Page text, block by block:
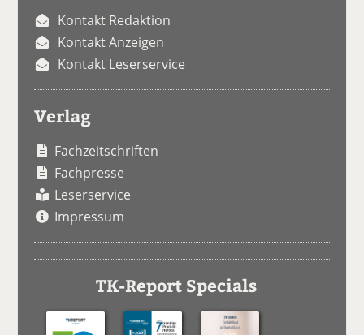
Kontakt Redaktion
Kontakt Anzeigen
Kontakt Leserservice
Verlag
Fachzeitschriften
Fachpresse
Leserservice
Impressum
TK-Report Specials